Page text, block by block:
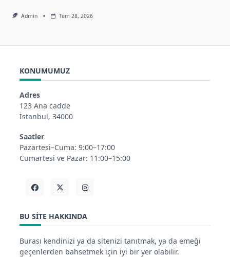
Admin Tem 28, 2026
KONUMUMUZ
Adres
123 Ana cadde
İstanbul, 34000
Saatler
Pazartesi–Cuma: 9:00–17:00
Cumartesi ve Pazar: 11:00–15:00
BU SITE HAKKINDA
Burası kendinizi ya da sitenizi tanıtmak, ya da emeği
geçenlerden bahsetmek için iyi bir yer olabilir.